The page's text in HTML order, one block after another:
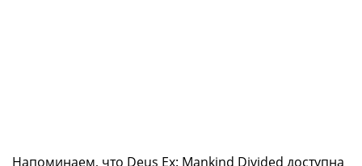
Напоминаем, что Deus Ex: Mankind Divided доступна